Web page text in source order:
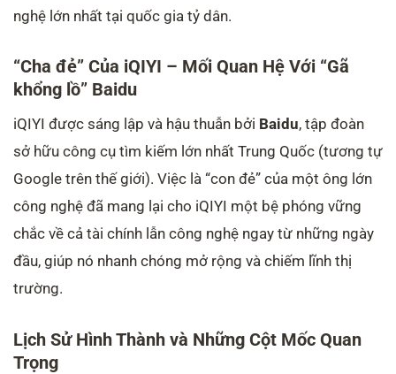
nghệ lớn nhất tại quốc gia tỷ dân.
“Cha đẻ” Của iQIYI – Mối Quan Hệ Với “Gã
khổng lồ” Baidu
iQIYI được sáng lập và hậu thuẫn bởi Baidu, tập đoàn
sở hữu công cụ tìm kiếm lớn nhất Trung Quốc (tương tự
Google trên thế giới). Việc là “con đẻ” của một ông lớn
công nghệ đã mang lại cho iQIYI một bệ phóng vững
chắc về cả tài chính lẫn công nghệ ngay từ những ngày
đầu, giúp nó nhanh chóng mở rộng và chiếm lĩnh thị
trường.
Lịch Sử Hình Thành và Những Cột Mốc Quan
Trọng